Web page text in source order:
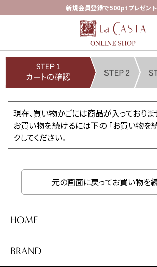
新規会員登録で500ptプレゼント
現在、買い物かごには商品が入っておりま
お買い物を続けるには下の 「お買い物を
クしてください。
元の画面に戻ってお買い物を
HOME
BRAND